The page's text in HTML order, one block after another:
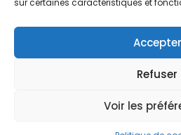
sur certaines caractéristiques et
Accepter
Refuser
Voir les
et la valeur de
0582959773
Accessibilité
Politique de cookies